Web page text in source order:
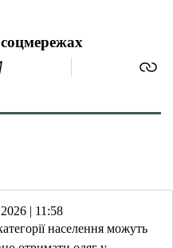
| 11:58
населення можуть